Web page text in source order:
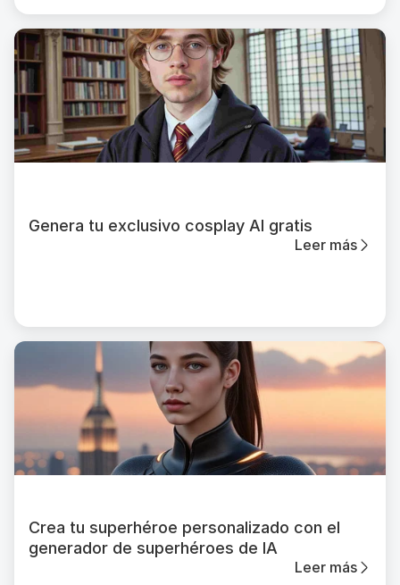
Genera tu exclusivo cosplay AI gratis
Leer más
Crea tu superhéroe personalizado con el
generador de superhéroes de IA
Leer más